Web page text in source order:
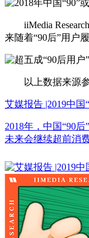
iiMedia
来随着“90后”用户
以上数据来源参
艾媒报告 |2019中
2018年，中国“90
未来会继续超前消